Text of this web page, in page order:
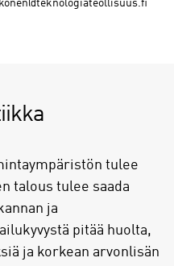
tulee
talous tulee saada
ja
pitää huolta,
ja korkean arvonlisän